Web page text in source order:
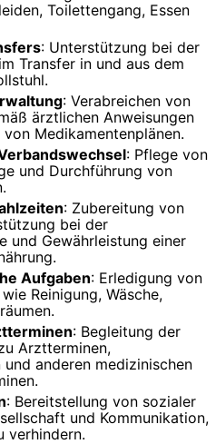
Toilettengang, Essen
: Unterstützung bei der
Transfer in und aus dem
: Verabreichen von
ärztlichen Anweisungen
Medikamentenplänen.
: Pflege von
und Durchführung von
: Zubereitung von
bei der
und Gewährleistung einer
Aufgaben: Erledigung von
Reinigung, Wäsche,
: Begleitung der
Arztterminen,
anderen medizinischen
: Bereitstellung von sozialer
und Kommunikation,
verhindern.